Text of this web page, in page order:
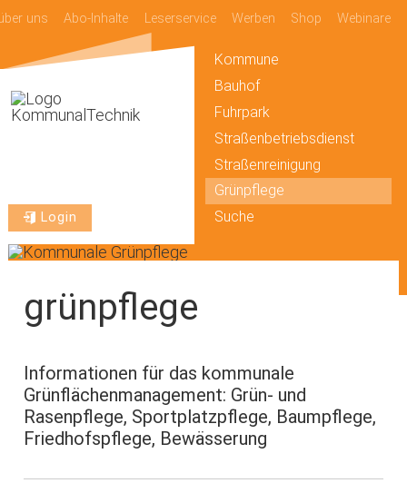
uns Abo-Inhalte Leserservice Werben Shop Webinare
Login
Kommune
Bauhof
Fuhrpark
Straßenbetriebsdienst
Straßenreinigung
Grünpflege
Suche
grünpflege
Informationen für das kommunale
Grünflächenmanagement: Grün- und
Rasenpflege, Sportplatzpflege, Baumpflege,
Friedhofspflege, Bewässerung